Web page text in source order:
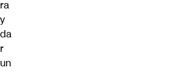
ra
y
da
r
un